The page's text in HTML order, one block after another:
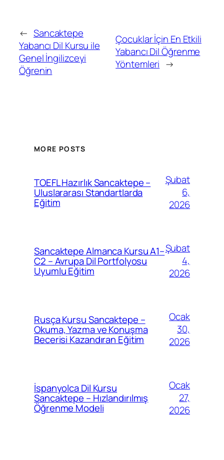
← Sancaktepe
Yabancı Dil Kursu ile
Genel İngilizceyi
Öğrenin
Çocuklar İçin En Etkili
Yabancı Dil Öğrenme
Yöntemleri →
MORE POSTS
TOEFL Hazırlık Sancaktepe –
Uluslararası Standartlarda
Eğitim
Şubat
6,
2026
Sancaktepe Almanca Kursu A1–
C2 – Avrupa Dil Portfolyosu
Uyumlu Eğitim
Şubat
4,
2026
Rusça Kursu Sancaktepe –
Okuma, Yazma ve Konuşma
Becerisi Kazandıran Eğitim
Ocak
30,
2026
İspanyolca Dil Kursu
Sancaktepe – Hızlandırılmış
Öğrenme Modeli
Ocak
27,
2026